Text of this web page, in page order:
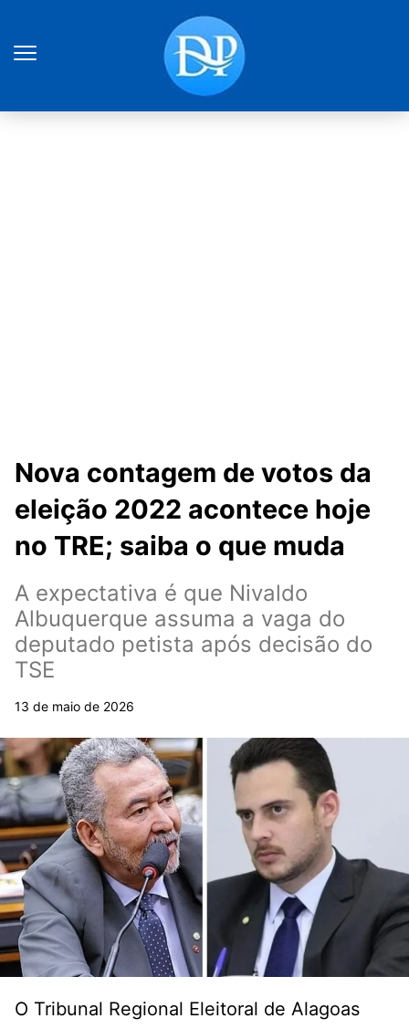
Nova contagem de votos da
eleição 2022 acontece hoje
no TRE; saiba o que muda
A expectativa é que Nivaldo
Albuquerque assuma a vaga do
deputado petista após decisão do
TSE
13 de maio de 2026
O Tribunal Regional Eleitoral de Alagoas